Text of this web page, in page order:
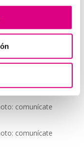
comunícate
comunícate
comunícate
comunícate